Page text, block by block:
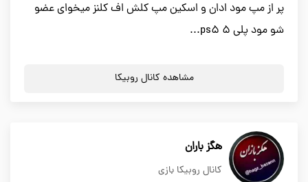
پر از مپ مود ادان و اسکین مپ کلش اف کلنز میخوای عضو
شو مود پلی 5 ps5...
مشاهده کانال روبیکا
هگز باران
کانال روبیکا بازی